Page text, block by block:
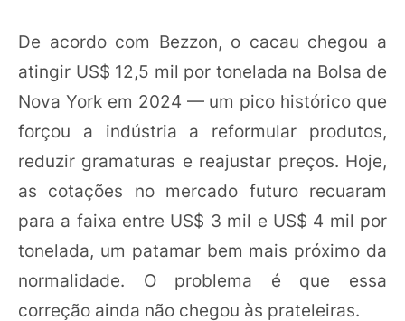
De acordo com Bezzon, o cacau chegou a
atingir US$ 12,5 mil por tonelada na Bolsa de
Nova York em 2024 — um pico histórico que
forçou a indústria a reformular produtos,
reduzir gramaturas e reajustar preços. Hoje,
as cotações no mercado futuro recuaram
para a faixa entre US$ 3 mil e US$ 4 mil por
tonelada, um patamar bem mais próximo da
normalidade. O problema é que essa
correção ainda não chegou às prateleiras.